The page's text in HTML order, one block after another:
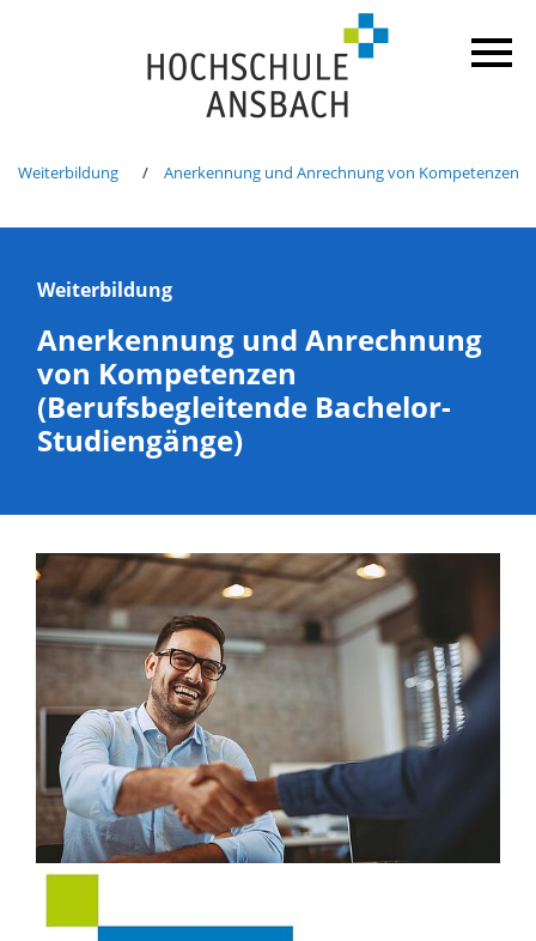
Weiterbildung Anerkennung und Anrechnung von Kompetenzen
Weiterbildung
Anerkennung und Anrechnung
von Kompetenzen
(Berufsbegleitende Bachelor-
Studiengänge)